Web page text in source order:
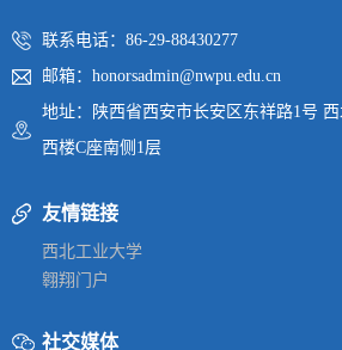
联系电话：86-29-88430277
邮箱：honorsadmin@nwpu.edu.cn
地址：陕西省西安市长安区东祥路1号
西楼C座南侧1层
友情链接
西北工业大学
翱翔门户
社交媒体